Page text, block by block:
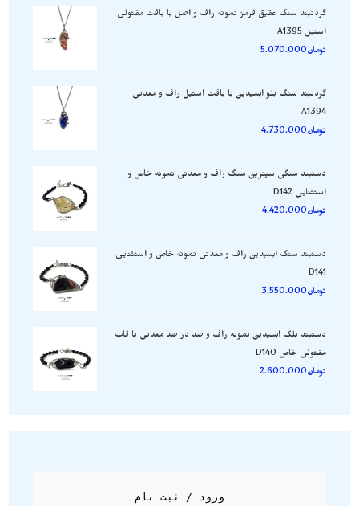
گردنبند سنگ عقیق قرمز نمونه راف و اصل با بافت مفتولی
استیل A1395
تومان5.070.000
گردنبند سنگ بلو ابسیدین با بافت استیل راف و معدنی
A1394
تومان4.730.000
دستبند سنگی سیترین سنگ راف و معدنی نمونه خاص و
استثنایی D142
تومان4.420.000
دستبند سنگ ابسیدین راف و معدنی نمونه خاص و استثنایی
D141
تومان3.550.000
دستبند بلک ابسیدین نمونه راف و صد در صد معدنی با قاب
مفتولی خاص D140
تومان2.600.000
ورود / ثبت نام